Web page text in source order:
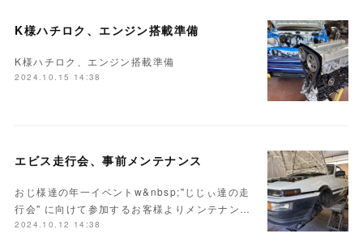
K様ハチロク、エンジン搭載準備
K様ハチロク、エンジン搭載準備
2024.10.15 14:38
エビス走行会、事前メンテナンス
おじ様達の年一イベントw&nbsp;"じじぃ達の走
行会" に向けて参加するお客様よりメンテナン…
2024.10.12 14:38